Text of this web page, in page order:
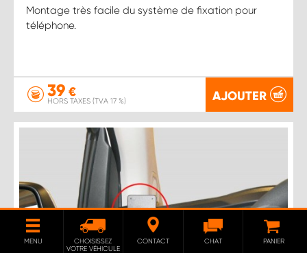
Montage très facile du système de fixation pour
téléphone.
39 €
HORS TAXES (TVA 17 %) AJOUTER
MENU
CHOISISSEZ
VOTRE VÉHICULE
CONTACT CHAT PANIER